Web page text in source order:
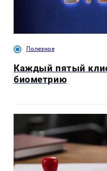
Полезное
Каждый пятый
биометрию